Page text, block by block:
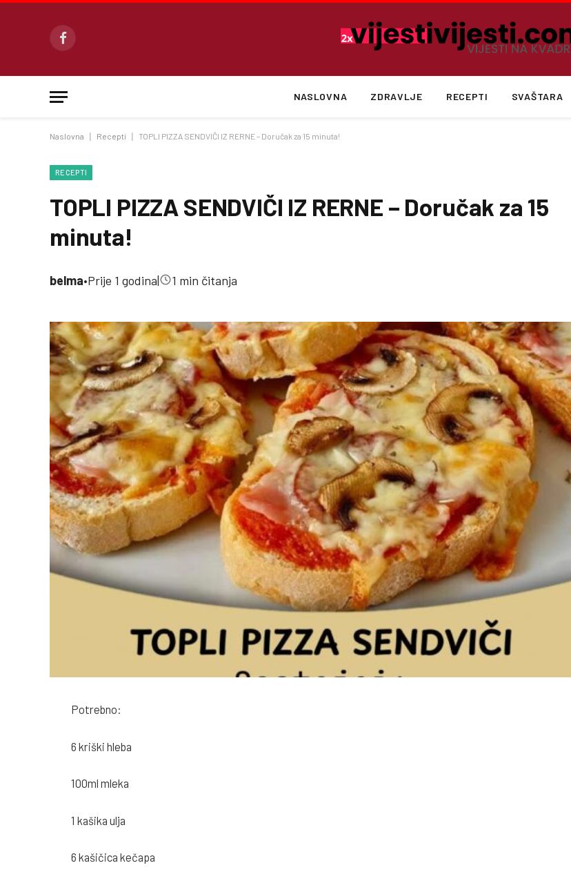
Facebook
NASLOVNA ZDRAVLJE RECEPTI SVAŠTARA
Naslovna Recepti TOPLI PIZZA SENDVIČI IZ RERNE – Doručak za 15 minuta!
RECEPTI
TOPLI PIZZA SENDVIČI IZ RERNE – Doručak za 15
minuta!
belma•Prije 1 godina| 1 min čitanja
Potrebno:
6 kriški hleba
100ml mleka
1 kašika ulja
6 kašičica kečapa